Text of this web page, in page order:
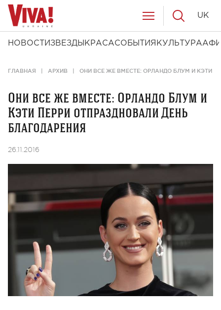
НОВОСТИ ЗВЕЗДЫ КРАСАСОБЫТИЯ КУЛЬТУРА
UK
ГЛАВНАЯ АРХИВ ОНИ ВСЕ ЖЕ ВМЕСТЕ: ОРЛАНДО БЛУМ И КЭТИ
Они все же вместе: Орландо Блум и
Кэти Перри отпраздновали День
благодарения
26.11.2016